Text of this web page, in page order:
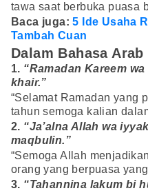
tawa saat berbuka puasa
Baca juga:5 Ide Usaha
Tambah Cuan
Dalam Bahasa Arab
1. “Ramadan Kareem
khair.”
“Selamat Ramadan yang
tahun semoga kalian
2. “Ja’alna Allah wa
maqbulin.”
“Semoga Allah
orang yang berpuasa
3. “Tahannina lakum bi